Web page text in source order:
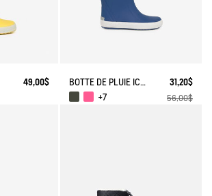
49,00$
BOTTE DE PLUIE ICONIQUE LOLLY POP
31,20$
+7
56,00$